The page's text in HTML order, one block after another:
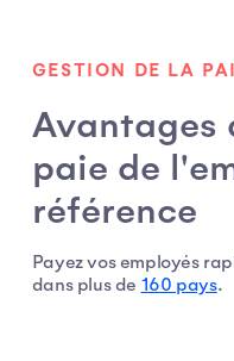
GESTION DE LA
Avantages
paie de
référence
Payez vos employés
dans plus de 160 pays.